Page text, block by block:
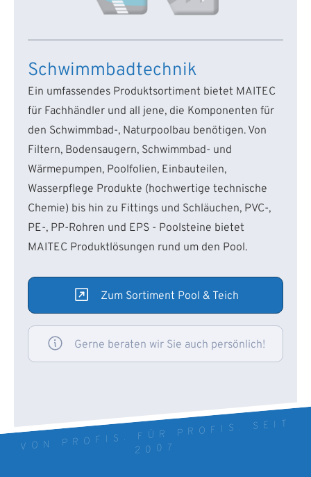
Schwimmbadtechnik
Ein umfassendes Produktsortiment bietet MAITEC
für Fachhändler und all jene, die Komponenten für
den Schwimmbad-, Naturpoolbau benötigen. Von
Filtern, Bodensaugern, Schwimmbad- und
Wärmepumpen, Poolfolien, Einbauteilen,
Wasserpflege Produkte (hochwertige technische
Chemie) bis hin zu Fittings und Schläuchen, PVC-,
PE-, PP-Rohren und EPS - Poolsteine bietet
MAITEC Produktlösungen rund um den Pool.
Zum Sortiment Pool & Teich
Gerne beraten wir Sie auch persönlich!
VON PROFIS. FÜR PROFIS. SEIT
2007